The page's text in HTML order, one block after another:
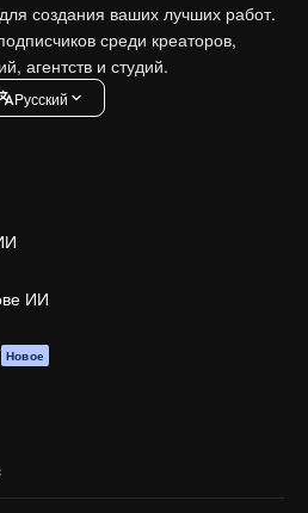
создания ваших лучших работ.
среди креаторов,
агентств и студий.
Pусский
ИИ
Новое